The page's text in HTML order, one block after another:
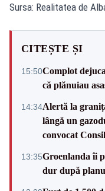
Sursa: Realitatea de
CITEȘTE ȘI
15:50Complot
că plănuiau
14:34Alertă la
lângă un
convocat
13:35Groenlanda îi
dur după